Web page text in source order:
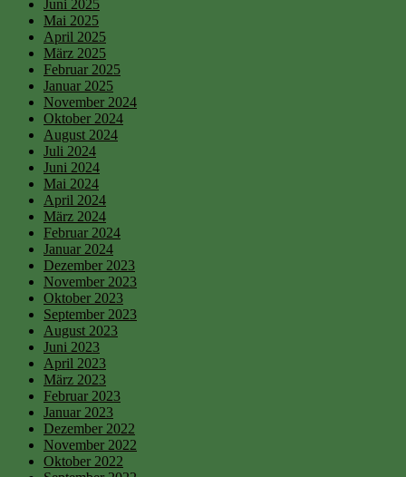
Juni 2025
Mai 2025
April 2025
März 2025
Februar 2025
Januar 2025
November 2024
Oktober 2024
August 2024
Juli 2024
Juni 2024
Mai 2024
April 2024
März 2024
Februar 2024
Januar 2024
Dezember 2023
November 2023
Oktober 2023
September 2023
August 2023
Juni 2023
April 2023
März 2023
Februar 2023
Januar 2023
Dezember 2022
November 2022
Oktober 2022